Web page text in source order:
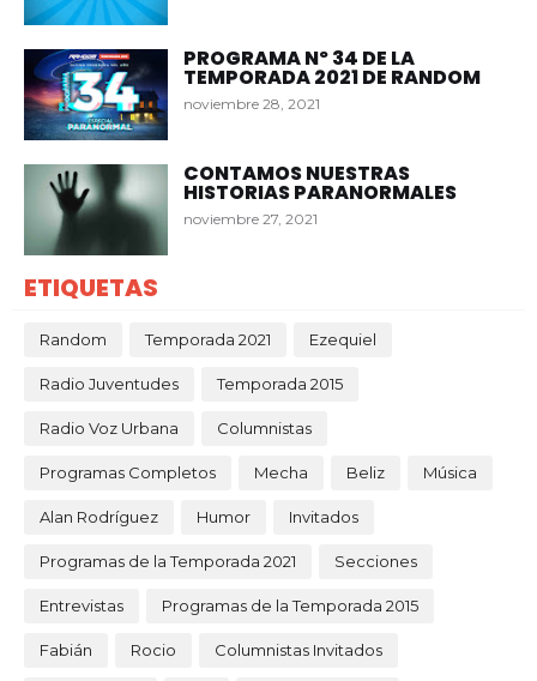
PROGRAMA Nº 34 DE LA
TEMPORADA 2021 DE RANDOM
noviembre 28, 2021
CONTAMOS NUESTRAS
HISTORIAS PARANORMALES
noviembre 27, 2021
ETIQUETAS
Random Temporada 2021 Ezequiel
Radio Juventudes Temporada 2015
Radio Voz Urbana Columnistas
Programas Completos Mecha Beliz Música
Alan Rodríguez Humor Invitados
Programas de la Temporada 2021 Secciones
Entrevistas Programas de la Temporada 2015
Fabián Rocio Columnistas Invitados